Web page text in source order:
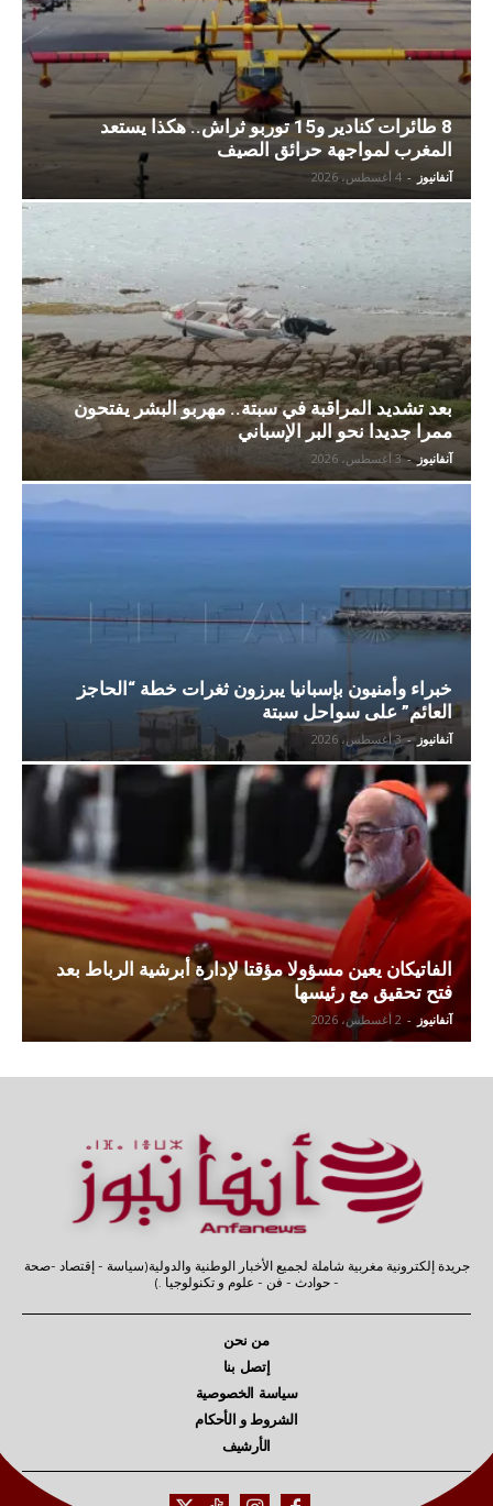
8 طائرات كنادير و15 توربو ثراش.. هكذا يستعد
المغرب لمواجهة حرائق الصيف
آنفانيوز - 4 أغسطس، 2026
بعد تشديد المراقبة في سبتة.. مهربو البشر يفتحون
ممرا جديدا نحو البر الإسباني
آنفانيوز - 3 أغسطس، 2026
خبراء وأمنيون بإسبانيا يبرزون ثغرات خطة “الحاجز
العائم” على سواحل سبتة
آنفانيوز - 3 أغسطس، 2026
الفاتيكان يعين مسؤولا مؤقتا لإدارة أبرشية الرباط بعد
فتح تحقيق مع رئيسها
آنفانيوز - 2 أغسطس، 2026
جريدة إلكترونية مغربية شاملة لجميع الأخبار الوطنية والدولية(سياسة - إقتصاد -صحة
- حوادث - فن - علوم و تكنولوجيا .)
من نحن
إتصل بنا
سياسة الخصوصية
الشروط و الأحكام
الأرشيف